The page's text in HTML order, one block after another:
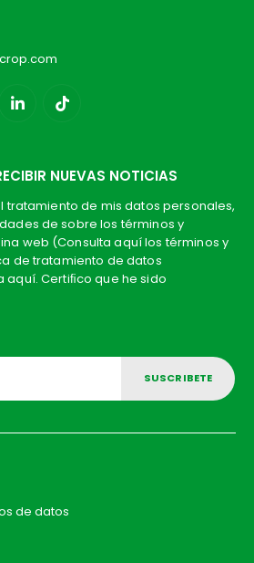
NUEVAS NOTICIAS
tratamiento de mis datos personales,
de sobre los términos y
web (Consulta aquí los términos y
de tratamiento de datos
aquí. Certiﬁco que he sido
de datos